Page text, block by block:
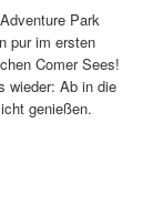
Park
pur im ersten
Comer Sees!
wieder: Ab in die
genießen.